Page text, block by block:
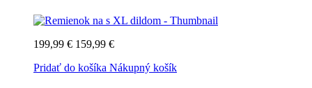
199,99 € 159,99 €
Pridať do košíka Nákupný košík